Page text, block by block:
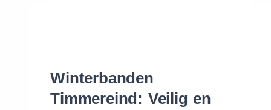
Winterbanden
Timmereind: Veilig en